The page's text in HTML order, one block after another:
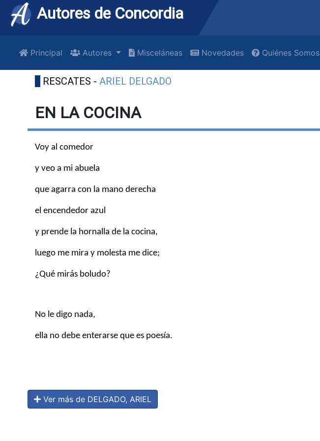
Autores de Concordia
Principal Autores Misceláneas Novedades Quiénes Somos
RESCATES - ARIEL DELGADO
EN LA COCINA
Voy al comedor
y veo a mi abuela
que agarra con la mano derecha
el encendedor azul
y prende la hornalla de la cocina,
luego me mira y molesta me dice;
¿Qué mirás boludo?
No le digo nada,
ella no debe enterarse que es poesía.
Ver más de DELGADO, ARIEL